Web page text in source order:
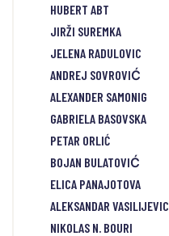
HUBERT ABT
JIRŽI SUREMKA
JELENA RADULOVIC
ANDREJ SOVROVIĆ
ALEXANDER SAMONIG
GABRIELA BASOVSKA
PETAR ORLIĆ
BOJAN BULATOVIĆ
ELICA PANAJOTOVA
ALEKSANDAR VASILIJEVIC
NIKOLAS N. BOURI